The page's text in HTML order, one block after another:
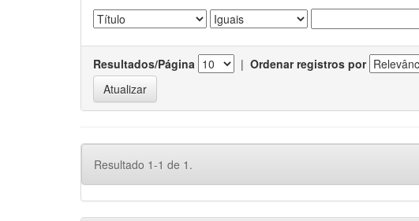
Resultados/Página | Ordenar registros por
Resultado 1-1 de 1.